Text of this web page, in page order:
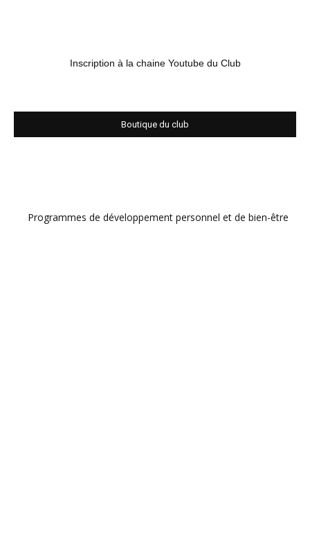
Inscription à la chaine Youtube du Club
Boutique du club
Programmes de développement personnel et de bien-être